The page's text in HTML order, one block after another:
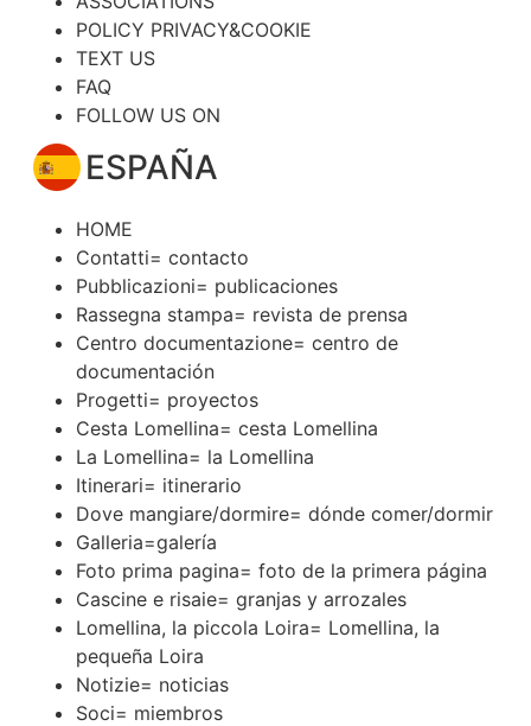
POLICY PRIVACY&COOKIE
TEXT US
FAQ
FOLLOW US ON
ESPAÑA
HOME
Contatti= contacto
Pubblicazioni= publicaciones
Rassegna stampa= revista de prensa
Centro documentazione= centro de
documentación
Progetti= proyectos
Cesta Lomellina= cesta Lomellina
La Lomellina= la Lomellina
Itinerari= itinerario
Dove mangiare/dormire= dónde comer/dormir
Galleria=galería
Foto prima pagina= foto de la primera página
Cascine e risaie= granjas y arrozales
Lomellina, la piccola Loira= Lomellina, la
pequeña Loira
Notizie= noticias
Soci= miembros